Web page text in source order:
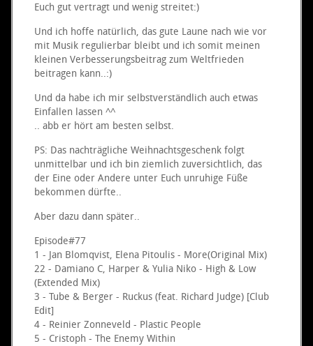
Euch gut vertragt und wenig streitet:)
Und ich hoffe natürlich, das gute Laune nach wie vor
mit Musik regulierbar bleibt und ich somit meinen
kleinen Verbesserungsbeitrag zum Weltfrieden
beitragen kann..:)
Und da habe ich mir selbstverständlich auch etwas
Einfallen lassen ^^
.. abb er hört am besten selbst.
PS: Das nachträgliche Weihnachtsgeschenk folgt
unmittelbar und ich bin ziemlich zuversichtlich, das
der Eine oder Andere unter Euch unruhige Füße
bekommen dürfte..
Aber dazu dann später..
Episode#77
1 - Jan Blomqvist, Elena Pitoulis - More(Original Mix)
22 - Damiano C, Harper & Yulia Niko - High & Low
(Extended Mix)
3 - Tube & Berger - Ruckus (feat. Richard Judge) [Club
Edit]
4 - Reinier Zonneveld - Plastic People
5 - Cristoph - The Enemy Within